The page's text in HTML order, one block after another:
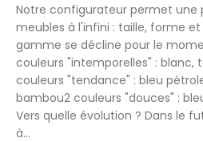
Notre configurateur permet une
meubles à l'infini : taille, forme
gamme se décline pour le
couleurs "intemporelles" : blanc,
couleurs "tendance" : bleu
bambou2 couleurs "douces" :
Vers quelle évolution ? Dans le
à...